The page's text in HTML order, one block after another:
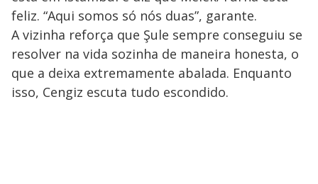
feliz. “Aqui somos só nós duas”, garante.
A vizinha reforça que Şule sempre conseguiu se
resolver na vida sozinha de maneira honesta, o
que a deixa extremamente abalada. Enquanto
isso, Cengiz escuta tudo escondido.